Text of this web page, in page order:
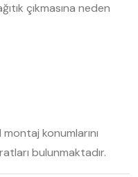
çıkmasına neden
konumlarını
bulunmaktadır.